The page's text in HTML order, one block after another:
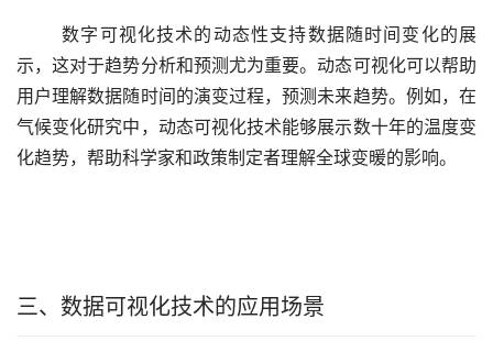
	数字可视化技术的动态性支持数据随时间变化的展
示，这对于趋势分析和预测尤为重要。动态可视化可以帮助
用户理解数据随时间的演变过程，预测未来趋势。例如，在
气候变化研究中，动态可视化技术能够展示数十年的温度变
三、数据可视化技术的应用场景